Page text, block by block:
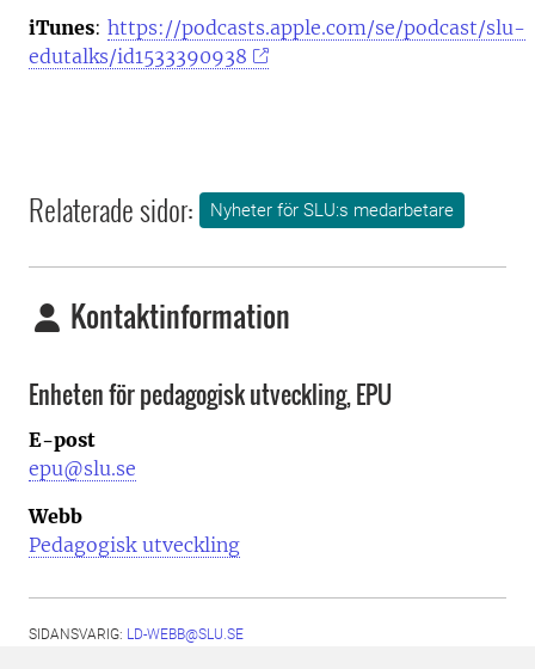
iTunes: https://podcasts.apple.com/se/podcast/slu-
edutalks/id1533390938
Relaterade sidor: Nyheter för SLU:s medarbetare
Kontaktinformation
Enheten för pedagogisk utveckling, EPU
E-post
epu@slu.se
Webb
Pedagogisk utveckling
SIDANSVARIG: LD-WEBB@SLU.SE